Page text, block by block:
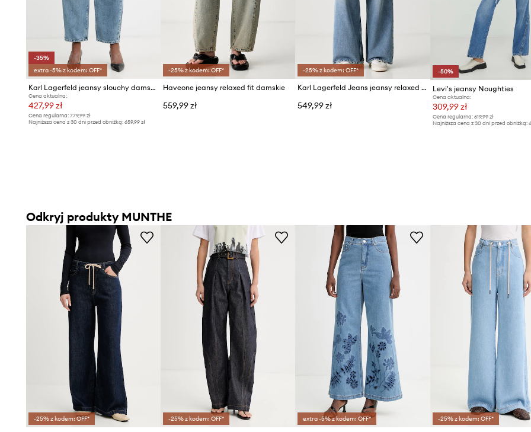
-35%
extra -5% z kodem: OFF*
Karl Lagerfeld jeansy slouchy damskie
Cena aktualna:
427,99 zł
Cena regularna: 779,99 zł
Najniższa cena z 30 dni przed obniżką: 659,99 zł
-25% z kodem: OFF*
Haveone jeansy relaxed fit damskie
559,99 zł
-25% z kodem: OFF*
Karl Lagerfeld Jeans jeansy relaxed fit damskie
549,99 zł
-50%
Levi's jeansy Noughties
Cena aktualna:
309,99 zł
Cena regularna: 619,99 zł
Najniższa cena z 30 dni przed obniżką:
Odkryj produkty MUNTHE
-25% z kodem: OFF* -25% z kodem: OFF* extra -5% z kodem: OFF* -25% z kodem: OFF*